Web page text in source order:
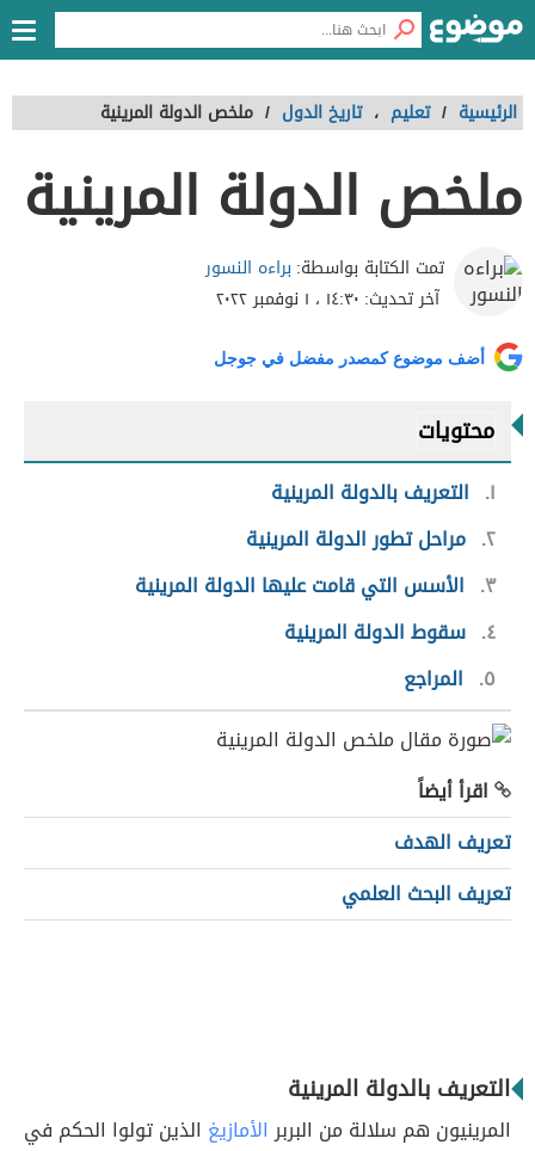
الرئيسية / تعليم ، تاريخ الدول / ملخص الدولة المرينية
ملخص الدولة المرينية
تمت الكتابة بواسطة: براءه النسور
آخر تحديث: ١٤:٣٠ ، ١ نوفمبر ٢٠٢٢
أضف موضوع كمصدر مفضل في جوجل
محتويات
١
التعريف بالدولة المرينية
٢ مراحل تطور الدولة المرينية
٣
الأسس التي قامت عليها الدولة المرينية
٤ سقوط الدولة المرينية
٥
المراجع
اقرأ أيضاً
تعريف الهدف
تعريف البحث العلمي
التعريف بالدولة المرينية
المرينيون هم سلالة من البربرالأمازيغ الذين تولوا الحكم في